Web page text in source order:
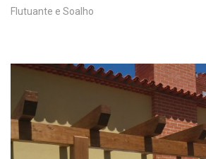
Flutuante e Soalho